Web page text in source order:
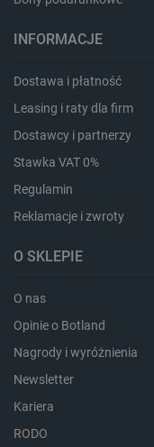
INFORMACJE
Dostawa i płatność
Leasing i raty dla firm
Dostawcy i partnerzy
Stawka VAT 0%
Regulamin
Reklamacje i zwroty
O SKLEPIE
O nas
Opinie o Botland
Nagrody i wyróżnienia
Newsletter
Kariera
RODO